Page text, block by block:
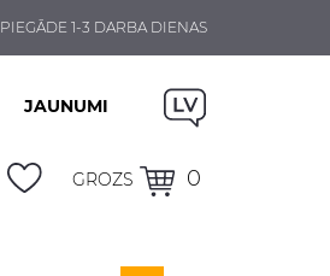
PIEGĀDE 1-3 DARBA DIENAS
JAUNUMI
GROZS 0